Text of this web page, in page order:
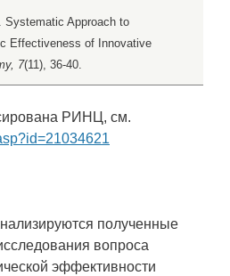
Systematic Approach to
Effectiveness of Innovative
7(11), 36-40.
РИНЦ, см.
полученные
вопроса
эффективности